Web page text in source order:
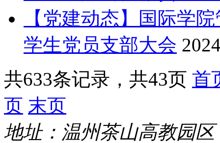
【党建动态】国际学
学生党员支部大会
共633条记录，共43页 首
页 末页
地址：温州茶山高教园区